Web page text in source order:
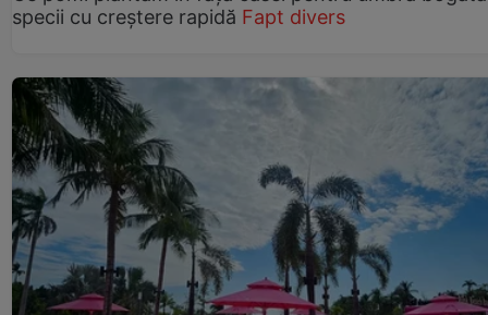
specii cu creștere rapidă Fapt divers